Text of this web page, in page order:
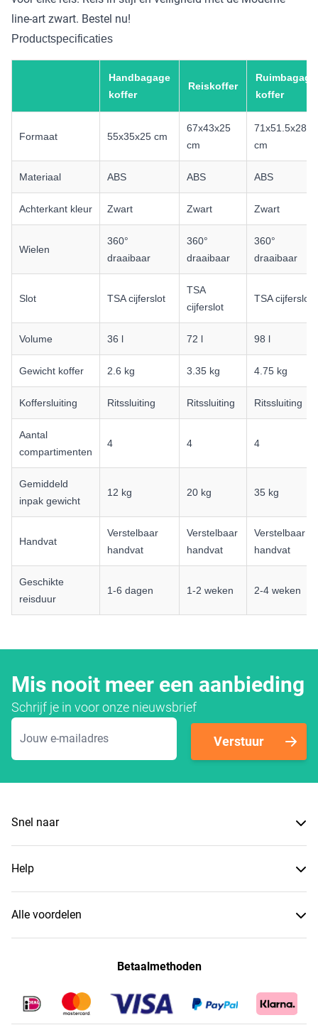
line-art zwart. Bestel nu!
Productspecificaties
Handbagage
koffer
Reiskoffer
Ruimbagage
koffer
Formaat 55x35x25 cm
67x43x25
cm
71x51.5x28
cm
Materiaal ABS ABS ABS
Achterkant kleur Zwart Zwart Zwart
Wielen
360°
draaibaar
360°
draaibaar
360°
draaibaar
Slot TSA cijferslot
TSA
cijferslot
TSA cijferslot
Volume 36 l 72 l 98 l
Gewicht koffer 2.6 kg 3.35 kg 4.75 kg
Koffersluiting Ritssluiting Ritssluiting Ritssluiting
Aantal
compartimenten
4 4 4
Gemiddeld
inpak gewicht
12 kg 20 kg 35 kg
Handvat
Verstelbaar
handvat
Verstelbaar
handvat
Verstelbaar
handvat
Geschikte
reisduur
1-6 dagen 1-2 weken 2-4 weken
Mis nooit meer een aanbieding
Schrijf je in voor onze nieuwsbrief
E-mailadres
Verstuur
Snel naar
Help
Alle voordelen
Betaalmethoden